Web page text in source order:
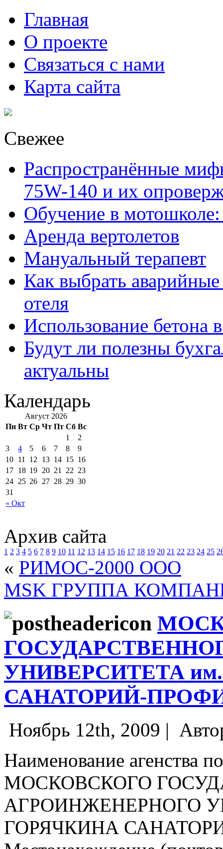
Главная
О проекте
Связаться с нами
Карта сайта
Свежее
Распространённые
75W-140 и их
Обучение в
Аренда вертолетов
Мануальный терапевт
Как выбрать
отеля
Использование бетона
Будут ли полезны
актуальны
Календарь
Август 2026
Пн Вт Ср Чт Пт Сб Вс
« Окт
1
2
3
4 5 6 7 8
9
10 11 12 13 14 15 16
17 18 19 20 21 22 23
24 25 26 27 28 29 30
31
Архив сайта
1 2 3 4 5 6 7 8 9 10 11 12 13 14 15 16 17 18 19 20 21 22 23 24 25
« РИМОС-2000 ООО
MSK ГРУППА
УНИВЕРСИТЕТА
САНАТОРИЙ-
Ноябрь 12th, 2009 |
Наименование агенства
МОСКОВСКОГО
АГРОИНЖЕНЕРНОГО
ГОРЯЧКИНА